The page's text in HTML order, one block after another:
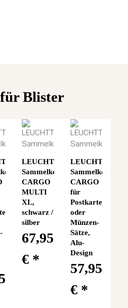
für Blister
LEUCHTTURM
Sammelkoffer
CARGO
MULTI
XL,
schwarz /
silber
67,95
€ *
LEUCHTTURM
Sammelkoffer
CARGO
für
Postkarten
oder
Münzen-
Sätze,
Alu-
Design
57,95
€ *